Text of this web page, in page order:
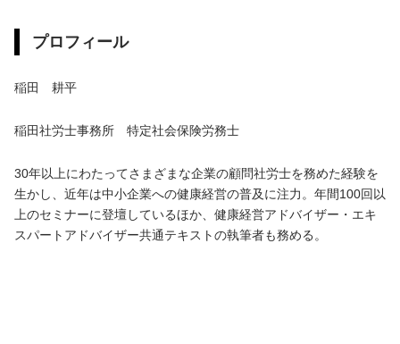
プロフィール
稲田 耕平
稲田社労士事務所 特定社会保険労務士
30年以上にわたってさまざまな企業の顧問社労士を務めた経験を
生かし、近年は中小企業への健康経営の普及に注力。年間100回以
上のセミナーに登壇しているほか、健康経営アドバイザー・エキ
スパートアドバイザー共通テキストの執筆者も務める。